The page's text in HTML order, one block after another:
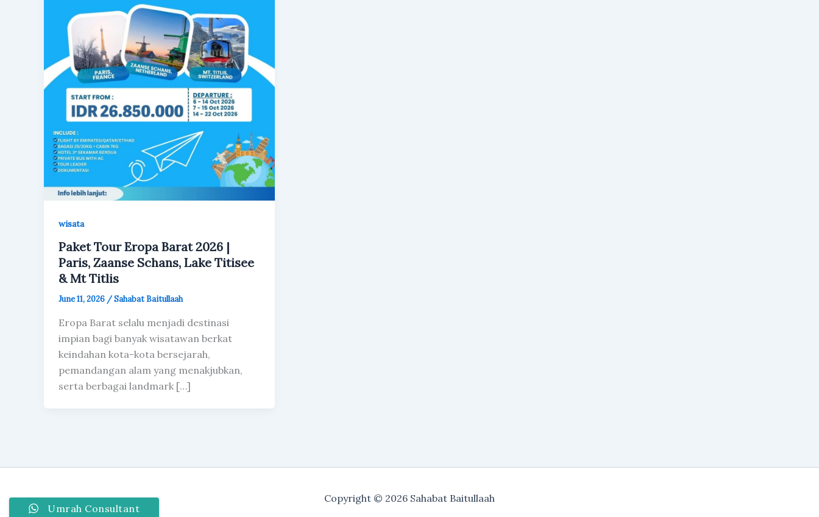
wisata
Paket Tour Eropa Barat 2026 |
Paris, Zaanse Schans, Lake Titisee
& Mt Titlis
June 11, 2026 /Sahabat Baitullaah
Eropa Barat selalu menjadi destinasi
impian bagi banyak wisatawan berkat
keindahan kota-kota bersejarah,
pemandangan alam yang menakjubkan,
serta berbagai landmark […]
Copyright © 2026 Sahabat Baitullaah
Umrah Consultant